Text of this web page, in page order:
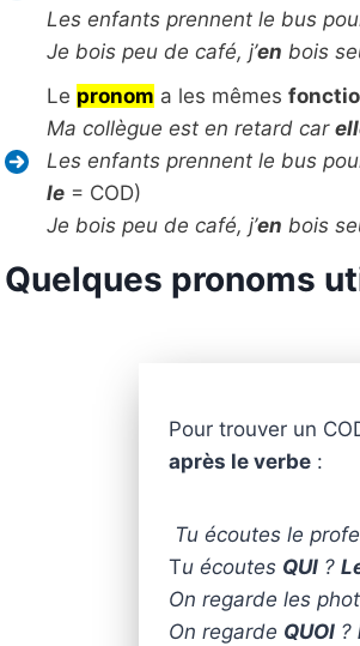
Les enfants prennent le bus
Je bois peu de café, j’en bois
Le pronom a les mêmes
Ma collègue est en retard car
Les enfants prennent le bus
le = COD)
Je bois peu de café, j’en bois
Quelques pronoms
Pour trouver un
après le verbe :
Tu écoutes le
Tu écoutes QUI ?
On regarde les
On regarde QUOI ?